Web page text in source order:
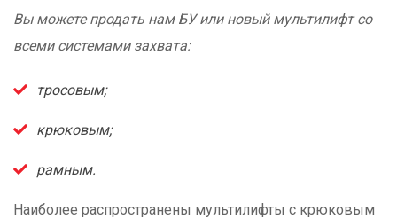
Вы можете продать нам БУ или новый мультилифт со
всеми системами захвата:
тросовым;
крюковым;
рамным.
Наиболее распространены мультилифты с крюковым